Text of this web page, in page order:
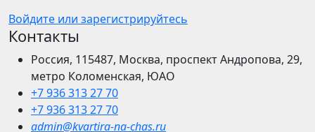
Войдите или зарегистрируйтесь
Контакты
Россия, 115487, Москва, проспект Андропова, 29,
метро Коломенская, ЮАО
+7 936 313 27 70
+7 936 313 27 70
admin@kvartira-na-chas.ru